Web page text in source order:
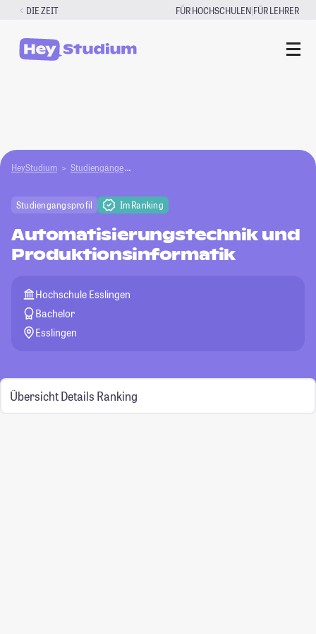
Zum
springen
DIE ZEIT FÜR HOCHSCHULEN|FÜR LEHRER
HeyStudium Studiengänge Automatisierungstechnik und
Studiengangsprofil Im Ranking
Automatisierungstechnik und
Produktionsinformatik
Hochschule Esslingen
Bachelor
Esslingen
Übersicht Details Ranking